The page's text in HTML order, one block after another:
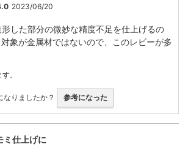
4
2023/06/20
した部分の微妙な精度不足を仕上げるの
象が金属材ではないので、このレビーが多
。
なりましたか？ 参考になった
ミ仕上げに